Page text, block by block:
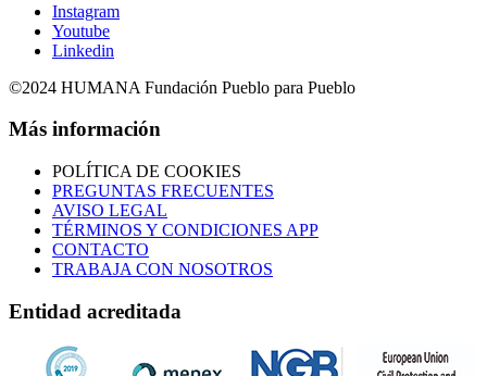
Instagram
Youtube
Linkedin
©2024 HUMANA Fundación Pueblo para Pueblo
Más información
POLÍTICA DE COOKIES
PREGUNTAS FRECUENTES
AVISO LEGAL
TÉRMINOS Y CONDICIONES APP
CONTACTO
TRABAJA CON NOSOTROS
Entidad acreditada